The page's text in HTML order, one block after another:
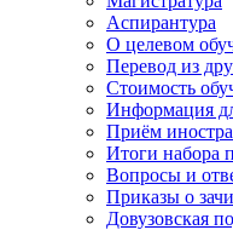
Аспирантура
О целевом
Перевод из
Стоимость
Информация
Приём
Итоги набора
Вопросы и
Приказы о
Довузовская